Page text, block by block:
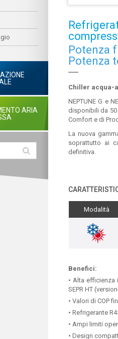
ARIA
Potenza
Potenza
Chiller acqua-
NEPTUNE G e
disponibili da
Comfort e di
La nuova
soprattutto ai
definitiva.
Modalità
Benefici:
• Alta efficienza
SEPR HT
• Valori di COP
• Refrigerante
• Ampi limiti
• Design